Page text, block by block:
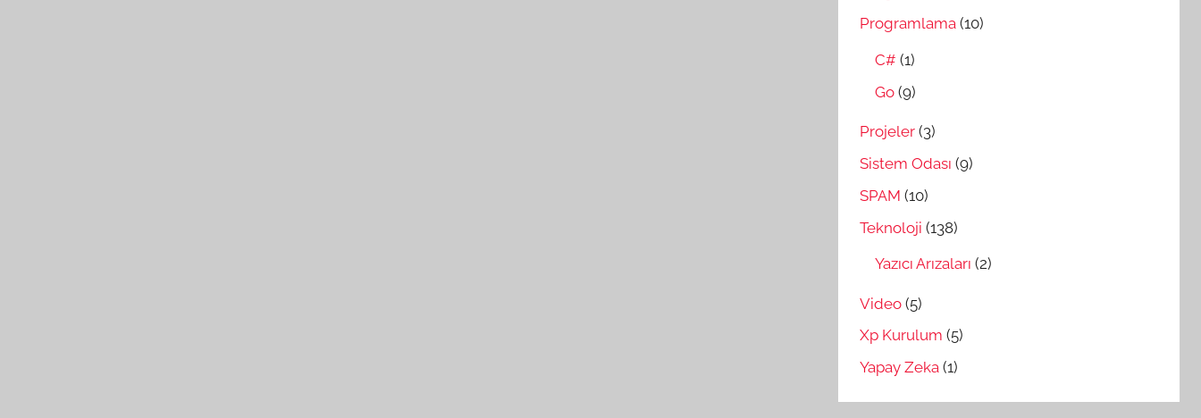
Programlama (10)
C# (1)
Go (9)
Projeler (3)
Sistem Odası (9)
SPAM (10)
Teknoloji (138)
Yazıcı Arızaları (2)
Video (5)
Xp Kurulum (5)
Yapay Zeka (1)